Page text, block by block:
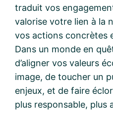
traduit vos
valorise votre lien à la
vos actions concrètes
Dans un monde en
d’aligner vos valeurs
image, de toucher un
enjeux, et de faire
plus responsable, plus